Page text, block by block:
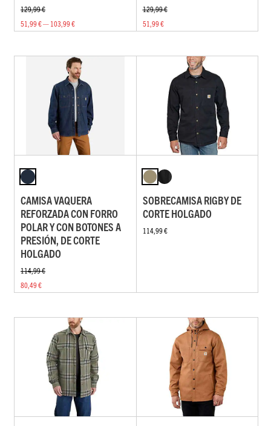
129,99 €
51,99 € — 103,99 €
129,99 €
51,99 €
CAMISA VAQUERA
REFORZADA CON FORRO
POLAR Y CON BOTONES A
PRESIÓN, DE CORTE
HOLGADO
114,99 €
80,49 €
SOBRECAMISA RIGBY DE
CORTE HOLGADO
114,99 €